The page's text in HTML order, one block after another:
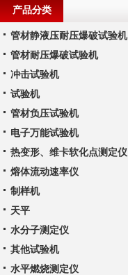
产品分类
管材静液压耐压爆破试验机
管材耐压爆破试验机
冲击试验机
试验机
管材负压试验机
电子万能试验机
热变形、维卡软化点测定仪
熔体流动速率仪
制样机
天平
水分子测定仪
其他试验机
水平燃烧测定仪